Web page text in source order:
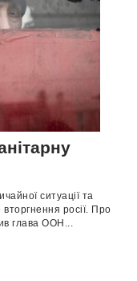
ситуації та
росії. Про
глава ООН...